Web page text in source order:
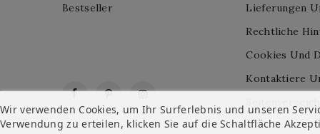
FacebookPinterestInstagram
Bestseller
Lieferungen
Rechtliche
Cookies Und
Kontaktiere
Wir verwenden Cookies, um Ihr Surferlebnis und unseren
Verwendung zu erteilen, klicken Sie auf die Schaltfläche